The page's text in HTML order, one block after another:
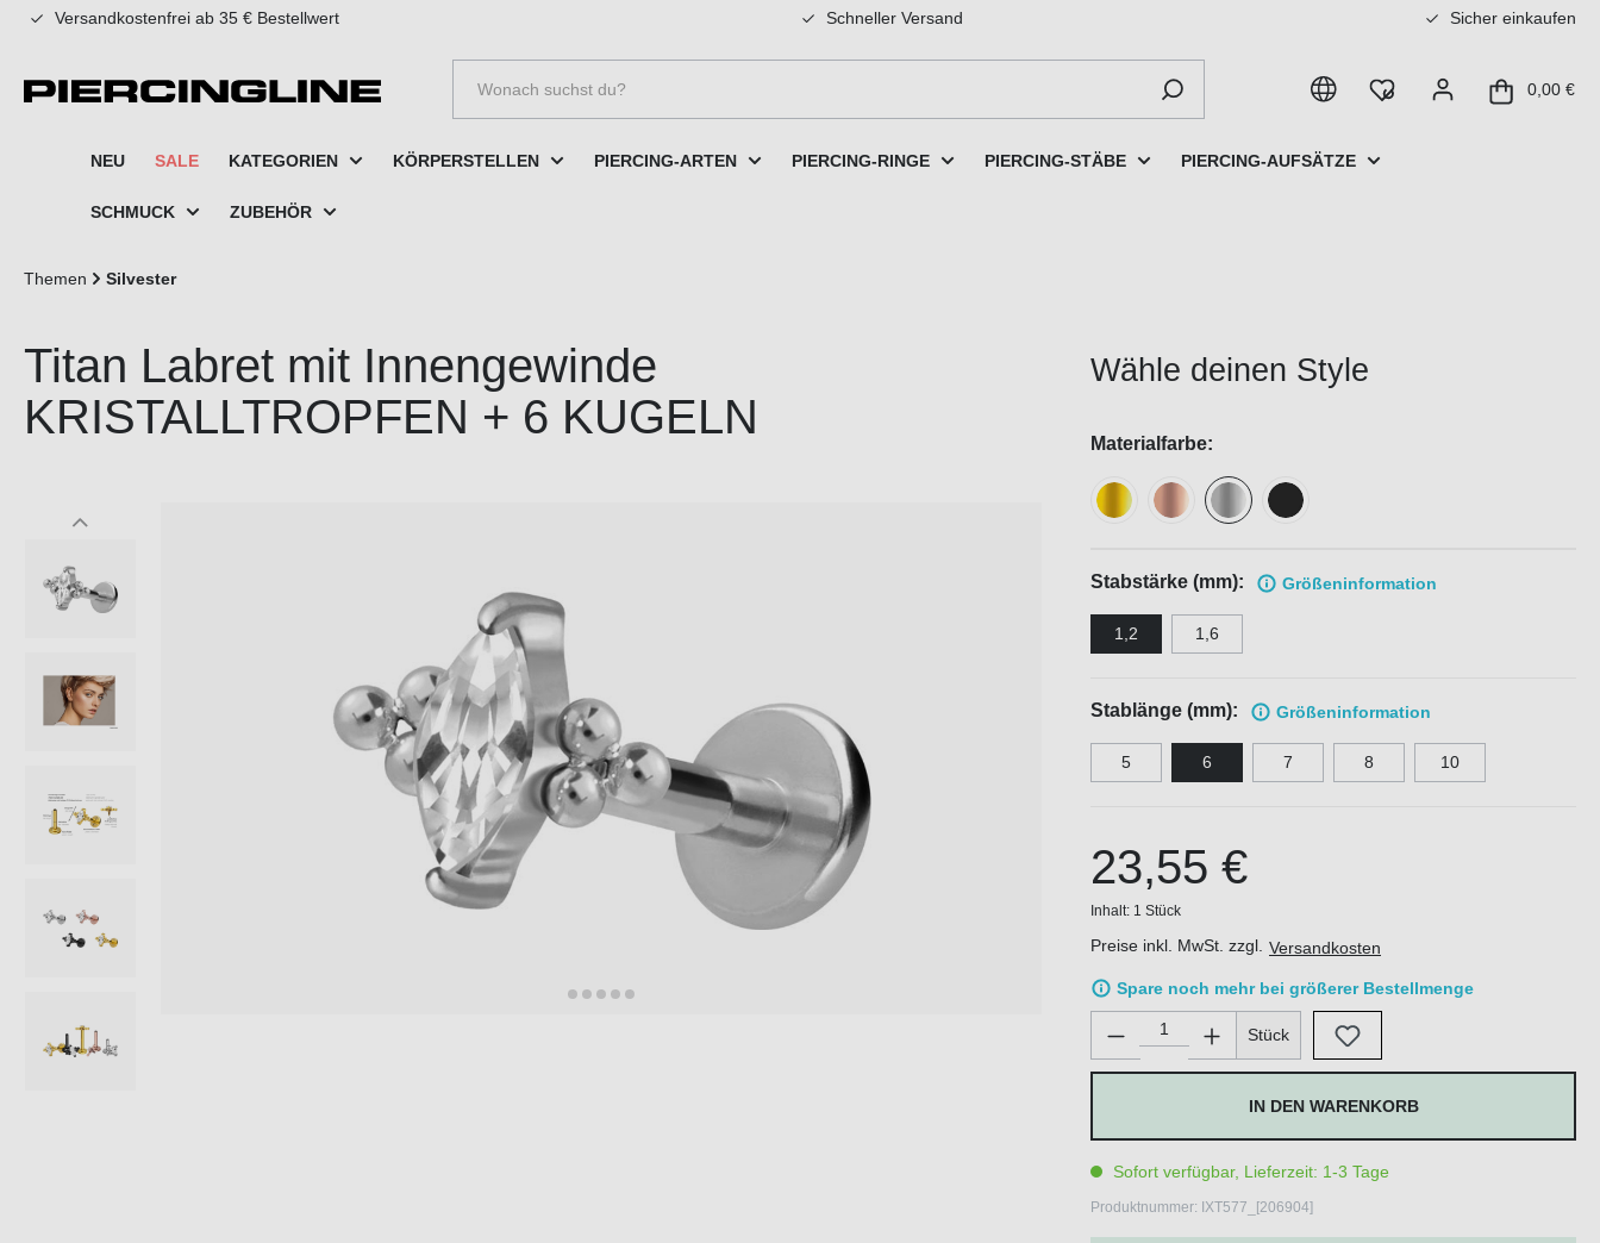
springen Zur Hauptnavigation springen
Versandkostenfrei ab 35 € Bestellwert Schneller Versand Sicher einkaufen
0,00 €
NEU SALE KATEGORIEN KÖRPERSTELLEN PIERCING-ARTEN PIERCING-RINGE PIERCING-STÄBE PIERCING-AUFSÄTZE
SCHMUCK ZUBEHÖR
Themen Silvester
Titan Labret mit Innengewinde
KRISTALLTROPFEN + 6 KUGELN
Wähle deinen Style
Materialfarbe:
Stabstärke (mm): Größeninformation
1,2 1,6
Stablänge (mm): Größeninformation
5 6 7 8 10
23,55 €
Inhalt: 1 Stück
Preise inkl. MwSt. zzgl. Versandkosten
Spare noch mehr bei größerer Bestellmenge
Produkt Anzahl: Gib den gewünschten Wert ein oder
Stück
IN DEN WARENKORB
Sofort verfügbar, Lieferzeit: 1-3 Tage
Produktnummer: IXT577_[206904]